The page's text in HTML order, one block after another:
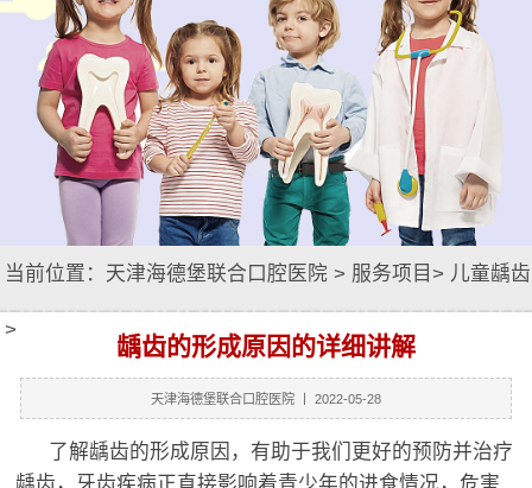
当前位置： 天津海德堡联合口腔医院 > 服务项目> 儿童龋齿
>
龋齿的形成原因的详细讲解
天津海德堡联合口腔医院丨 2022-05-28
了解龋齿的形成原因，有助于我们更好的预防并治疗